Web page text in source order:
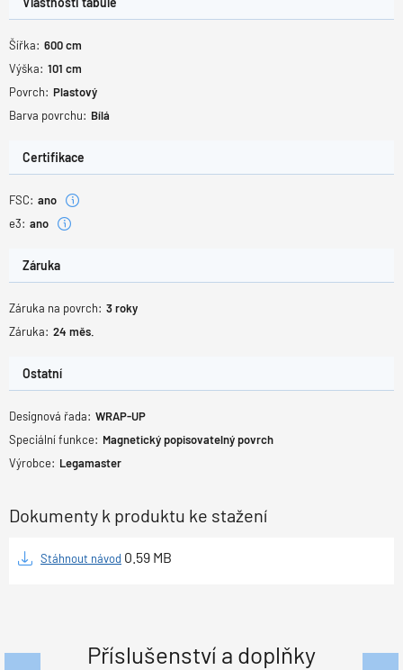
Šířka: 600cm
Výška: 101 cm
Povrch: Plastový
Barva povrchu: Bílá
Certifikace
FSC: ano
e3: ano
Záruka
Záruka na povrch: 3roky
Záruka: 24 měs.
Ostatní
Designová řada: WRAP-UP
Speciální funkce: Magnetický popisovatelný povrch
Výrobce: Legamaster
Dokumenty k produktu ke stažení
Stáhnout návod 0.59 MB
Příslušenství a doplňky